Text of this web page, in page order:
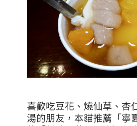
喜歡吃豆花、燒仙草、杏
湯的朋友，本貓推薦「寧